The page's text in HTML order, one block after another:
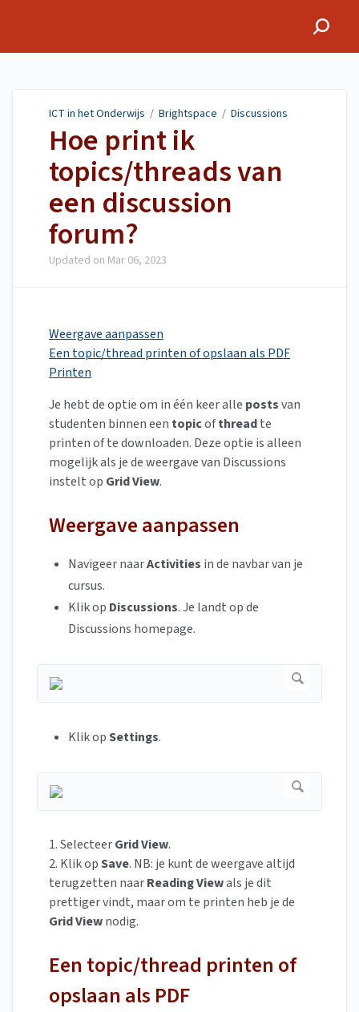
ICT in het Onderwijs / Brightspace / Discussions
Hoe print ik
topics/threads van
een discussion
forum?
Updated on Mar 06, 2023
Weergave aanpassen
Een topic/thread printen of opslaan als PDF
Printen
Je hebt de optie om in één keer alle postsvan
studenten binnen een topicofthreadte
printen of te downloaden. Deze optie is alleen
mogelijk als je de weergave van Discussions
instelt op Grid View.
Weergave aanpassen
Navigeer naarActivities in de navbar van je
cursus.
Klik op Discussions. Je landt op de
Discussions homepage.
Klik opSettings.
1. SelecteerGrid View.
2. Klik opSave. NB: je kunt de weergave altijd
terugzetten naarReading Viewals je dit
prettiger vindt, maar om te printen heb je de
Grid Viewnodig.
Een topic/thread printen of
opslaan als PDF